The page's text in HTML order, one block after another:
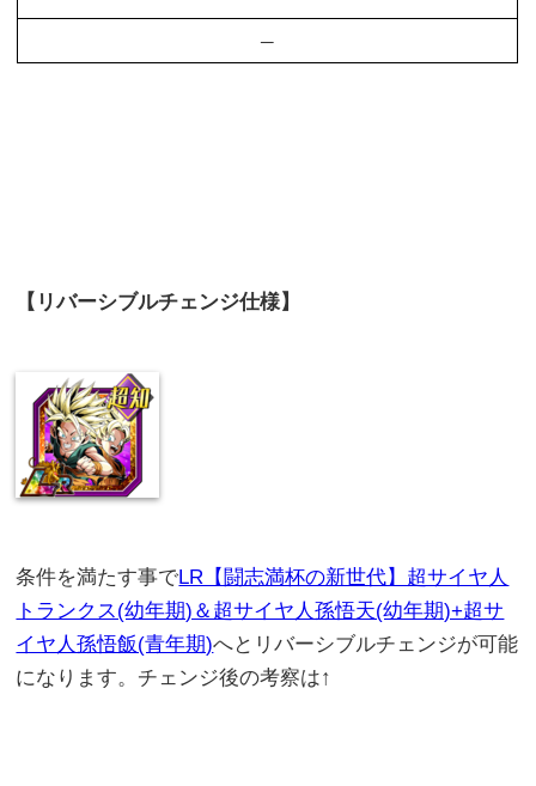
–
【リバーシブルチェンジ仕様】
条件を満たす事でLR【闘志満杯の新世代】超サイヤ人
トランクス(幼年期)＆超サイヤ人孫悟天(幼年期)+超サ
イヤ人孫悟飯(青年期)へとリバーシブルチェンジが可能
になります。チェンジ後の考察は↑